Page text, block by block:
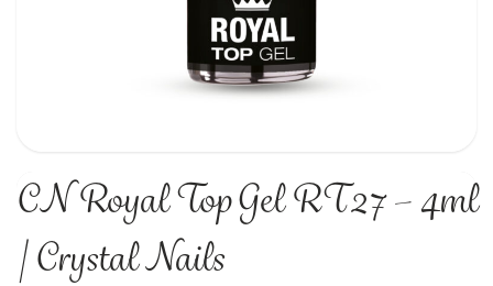
CN Royal Top Gel RT27 – 4ml
| Crystal Nails